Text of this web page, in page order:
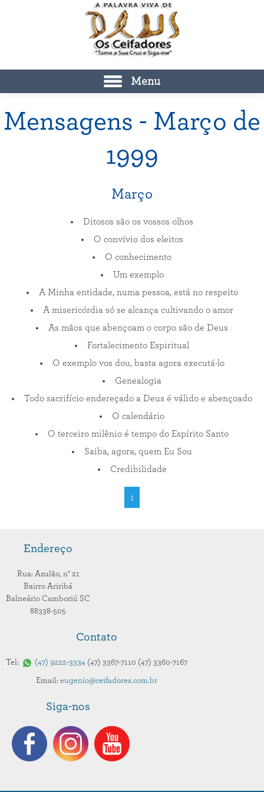
Menu
Mensagens - Março de
1999
Março
Ditosos são os vossos olhos
O convívio dos eleitos
O conhecimento
Um exemplo
A Minha entidade, numa pessoa, está no respeito
A misericórdia só se alcança cultivando o amor
As mãos que abençoam o corpo são de Deus
Fortalecimento Espiritual
O exemplo vos dou, basta agora executá-lo
Genealogia
Todo sacrifício endereçado a Deus é válido e abençoado
O calendário
O terceiro milênio é tempo do Espírito Santo
Saiba, agora, quem Eu Sou
Credibilidade
1
Endereço
Rua: Azulão, n° 21
Bairro Ariribá
Balneário Camboriú SC
88338-505
Contato
Tel: 47 9222-3334 47 3367-7110 47 3360-7167
Email: eugenio@ceifadores.com.br
Siga-nos